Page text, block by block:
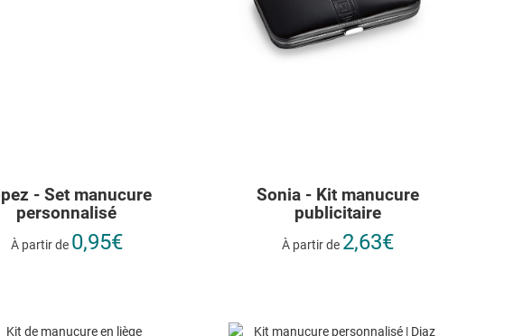
- Set manucure
personnalisé
À partir de 0,95€
Sonia - Kit manucure
publicitaire
À partir de 2,63€